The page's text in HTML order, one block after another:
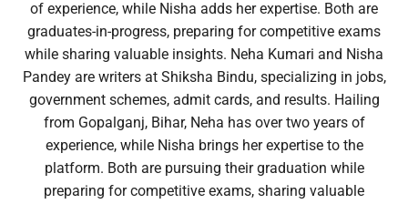
of experience, while Nisha adds her expertise. Both are
graduates-in-progress, preparing for competitive exams
while sharing valuable insights. Neha Kumari and Nisha
Pandey are writers at Shiksha Bindu, specializing in jobs,
government schemes, admit cards, and results. Hailing
from Gopalganj, Bihar, Neha has over two years of
experience, while Nisha brings her expertise to the
platform. Both are pursuing their graduation while
preparing for competitive exams, sharing valuable